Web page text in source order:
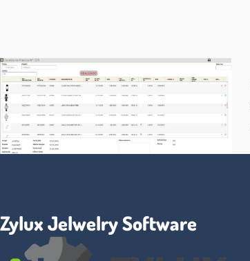
Zylux Jelwelry Software